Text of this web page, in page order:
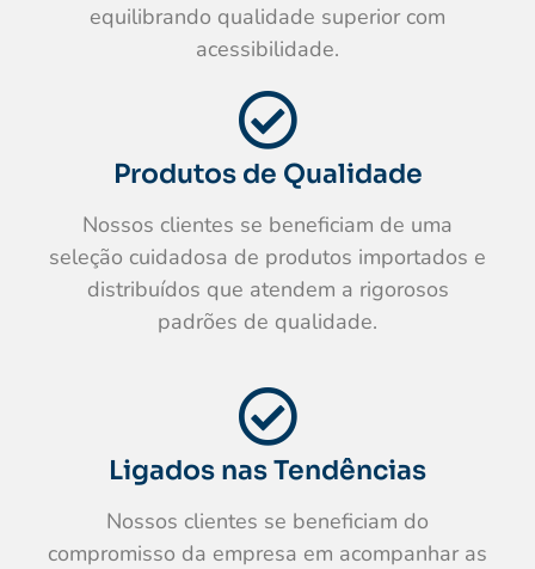
equilibrando qualidade superior com
acessibilidade.
Produtos de Qualidade
Nossos clientes se beneficiam de uma
seleção cuidadosa de produtos importados e
distribuídos que atendem a rigorosos
padrões de qualidade.
Ligados nas Tendências
Nossos clientes se beneficiam do
compromisso da empresa em acompanhar as